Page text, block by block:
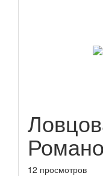
12 просмотров